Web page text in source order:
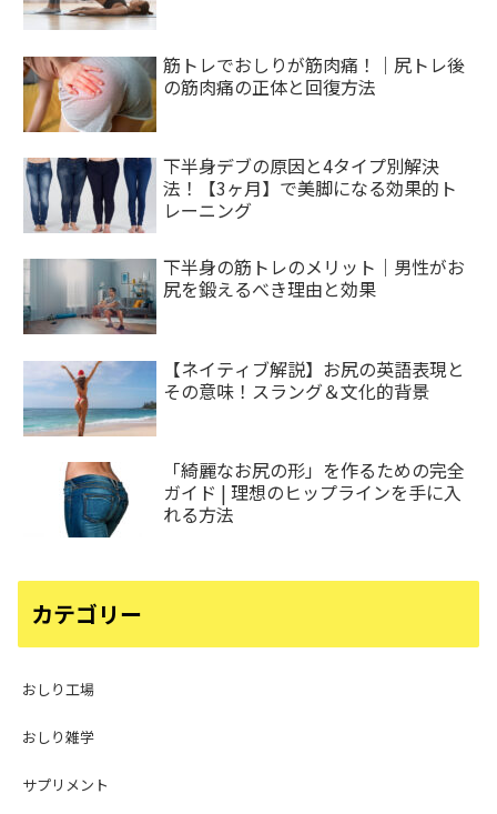
筋トレでおしりが筋肉痛！｜尻トレ後
の筋肉痛の正体と回復方法
下半身デブの原因と4タイプ別解決
法！【3ヶ月】で美脚になる効果的ト
レーニング
下半身の筋トレのメリット｜男性がお
尻を鍛えるべき理由と効果
【ネイティブ解説】お尻の英語表現と
その意味！スラング＆文化的背景
「綺麗なお尻の形」を作るための完全
ガイド | 理想のヒップラインを手に入
れる方法
カテゴリー
おしり工場
おしり雑学
サプリメント